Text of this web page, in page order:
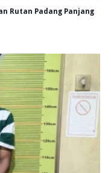
Rutan Padang Panjang